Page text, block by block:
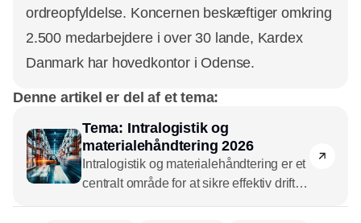
ordreopfyldelse. Koncernen beskæftiger omkring
2.500 medarbejdere i over 30 lande, Kardex
Danmark har hovedkontor i Odense.
Denne artikel er del af et tema:
Tema: Intralogistik og
materialehåndtering 2026
Intralogistik og materialehåndtering er et
centralt område for at sikre effektiv drift,